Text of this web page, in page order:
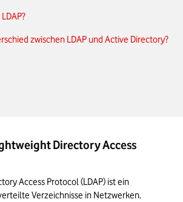
zwischen LDAP und Active Directory?
im Überblick
LDAP
LDAP in Kürze
Directory Access
Access Protocol (LDAP) ist ein
Verzeichnisse in Netzwerken.